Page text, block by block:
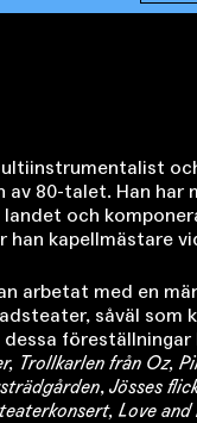
80-talet. Han har
och
han
arbetat med en
såväl som
föreställningar
Trollkarlen från Oz,
, Jösses
Love